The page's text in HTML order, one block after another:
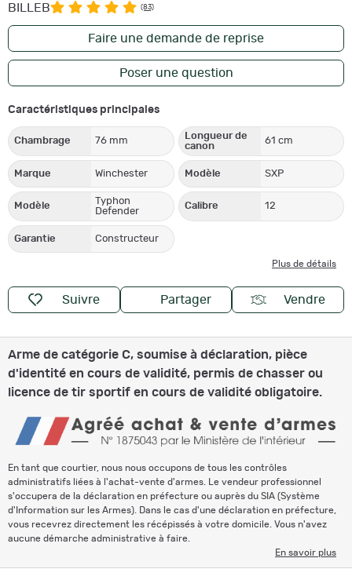
BILLEB (83)
Faire une demande de reprise
Poser une question
Caractéristiques principales
Chambrage 76 mm
Longueur de
canon
61 cm
Marque Winchester Modèle SXP
Modèle
Typhon
Defender
Calibre 12
Garantie Constructeur
Plus de détails
Suivre Partager Vendre
Arme de catégorie C, soumise à déclaration, pièce
d'identité en cours de validité, permis de chasser ou
licence de tir sportif en cours de validité obligatoire.
En tant que courtier, nous nous occupons de tous les contrôles
administratifs liées à l'achat-vente d'armes. Le vendeur professionnel
s'occupera de la déclaration en préfecture ou auprès du SIA (Système
d'Information sur les Armes). Dans le cas d'une déclaration en préfecture,
vous recevrez directement les récépissés à votre domicile. Vous n'avez
aucune démarche administrative à faire.
En savoir plus